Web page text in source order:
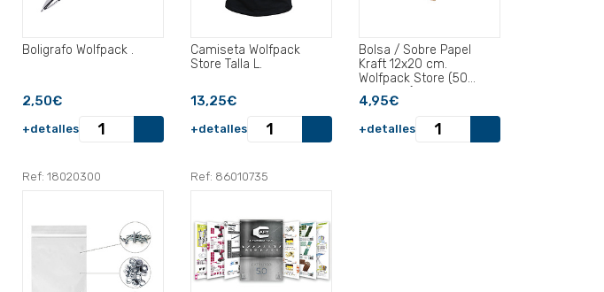
Boligrafo Wolfpack .
2,50€
+detalles
Camiseta Wolfpack
Store Talla L.
13,25€
+detalles
Bolsa / Sobre Papel
Kraft 12x20 cm.
Wolfpack Store (50
unidades).
4,95€
+detalles
Ref: 18020300 Ref: 86010735